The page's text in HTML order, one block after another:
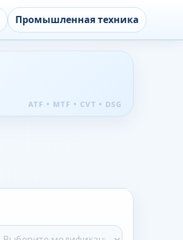
Промышленная техника